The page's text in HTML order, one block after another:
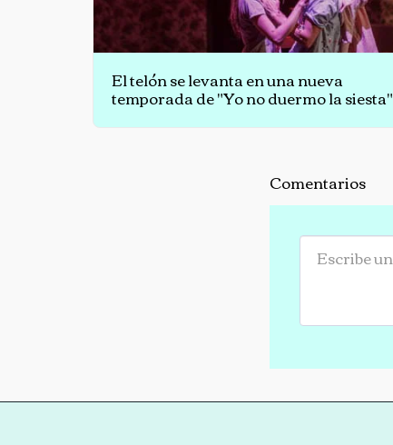
El telón se levanta en una nueva
temporada de "Yo no duermo la siesta"
Comentarios